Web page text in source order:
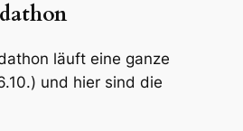
läuft eine ganze
und hier sind die